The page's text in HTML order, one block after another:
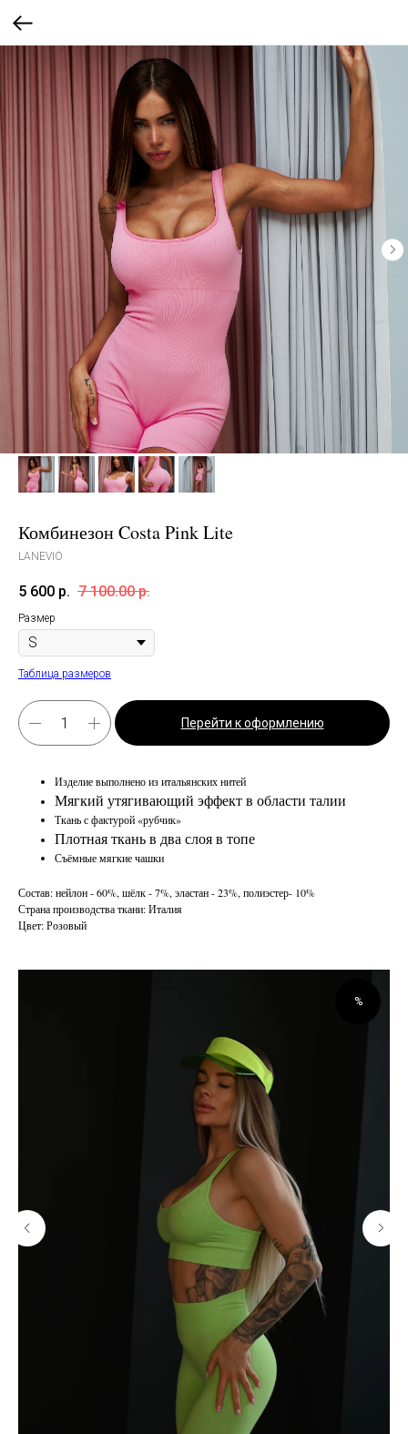
Комбинезон Costa Pink Lite
LANEVIO
5 600 р. 7 100.00 р.
Размер
Таблица размеров
Перейти к оформлению
Изделие выполнено из итальянских нитей
Мягкий утягивающий эффект в области талии
Ткань с фактурой «рубчик»
Плотная ткань в два слоя в топе
Съёмные мягкие чашки
Состав: нейлон - 60%, шёлк - 7%, эластан - 23%, полиэстер- 10%
Страна производства ткани: Италия
Цвет: Розовый
%